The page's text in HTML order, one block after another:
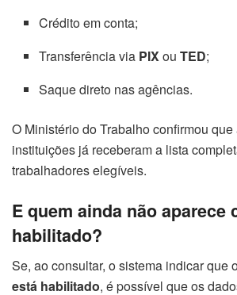
Crédito em conta;
Transferência via PIXouTED;
Saque direto nas agências.
O Ministério do Trabalho confirmou
instituições já receberam a lista
trabalhadores elegíveis.
E quem ainda não aparece
habilitado?
Se, ao consultar, o sistema indicar que
está habilitado, é possível que os